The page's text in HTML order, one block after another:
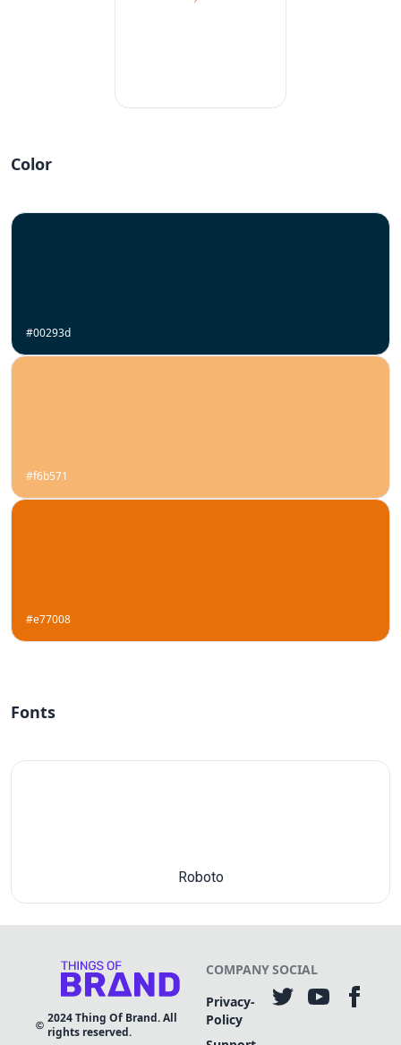
Color
#00293d
#f6b571
#e77008
Fonts
Roboto
2024Thing Of Brand. All
rights reserved.
COMPANY
Privacy-
Policy
SOCIAL